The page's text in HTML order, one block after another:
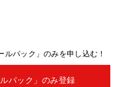
ルパック」のみを申し込む！
パック」のみ登録